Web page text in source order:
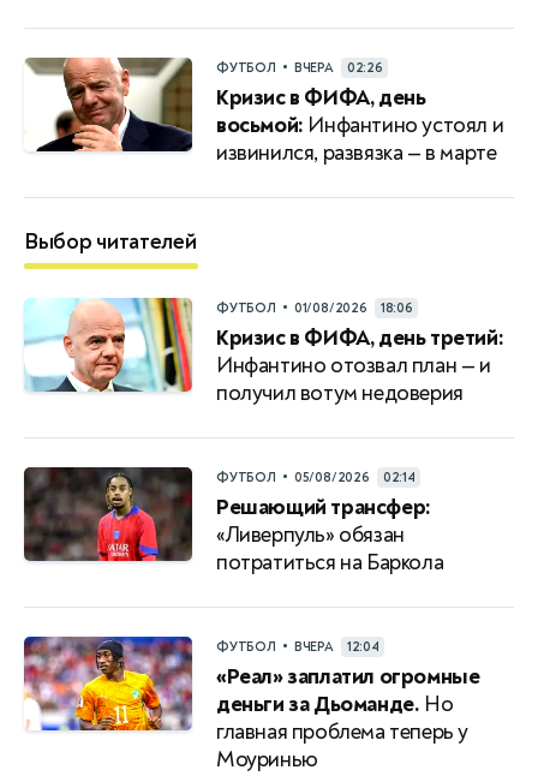
ФУТБОЛ • ВЧЕРА 02:26
Кризис в ФИФА, день
восьмой: Инфантино устоял и
извинился, развязка — в марте
Выбор читателей
ФУТБОЛ • 01/08/2026 18:06
Кризис в ФИФА, день третий:
Инфантино отозвал план — и
получил вотум недоверия
ФУТБОЛ • 05/08/2026 02:14
Решающий трансфер:
«Ливерпуль» обязан
потратиться на Баркола
ФУТБОЛ • ВЧЕРА 12:04
«Реал» заплатил огромные
деньги за Дьоманде. Но
главная проблема теперь у
Моуринью